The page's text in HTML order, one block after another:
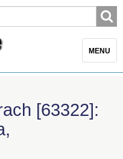
Toggle
MENU
[63322]: